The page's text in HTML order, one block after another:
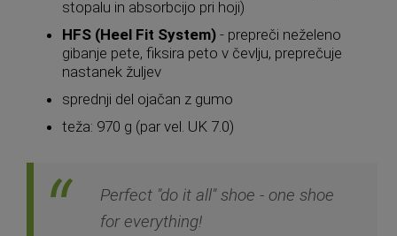
stopalu in absorbcijo pri hoji)
HFS (Heel Fit System) - prepreči neželeno
gibanje pete, fiksira peto v čevlju, preprečuje
nastanek žuljev
sprednji del ojačan z gumo
teža: 970 g (par vel. UK 7.0)
Perfect "do it all" shoe - one shoe
for everything!